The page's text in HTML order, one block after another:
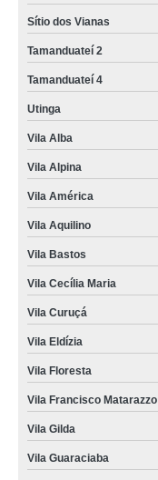
Sítio dos Vianas
Tamanduateí 2
Tamanduateí 4
Utinga
Vila Alba
Vila Alpina
Vila América
Vila Aquilino
Vila Bastos
Vila Cecília Maria
Vila Curuçá
Vila Eldízia
Vila Floresta
Vila Francisco Matarazzo
Vila Gilda
Vila Guaraciaba